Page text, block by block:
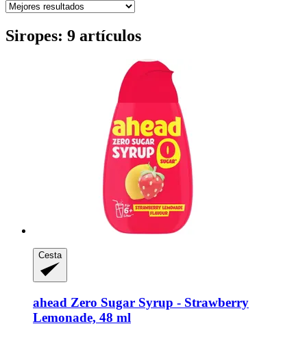
Siropes: 9 artículos
Cesta
ahead Zero Sugar Syrup -​ Strawberry
Lemonade, 48 ml